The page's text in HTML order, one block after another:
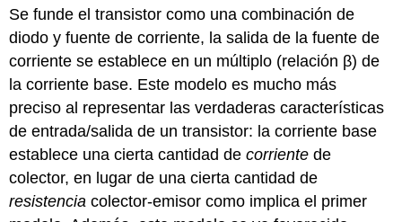
Se funde el transistor como una combinación de
diodo y fuente de corriente, la salida de la fuente de
corriente se establece en un múltiplo (relación β) de
la corriente base. Este modelo es mucho más
preciso al representar las verdaderas características
de entrada/salida de un transistor: la corriente base
establece una cierta cantidad decorriente de
colector, en lugar de una cierta cantidad de
resistencia colector-emisor como implica el primer